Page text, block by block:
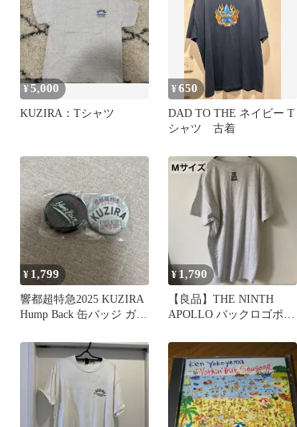
¥5,000
KUZIRA：Tシャツ
¥650
DAD TO THE ネイビー T
シャツ 古着
¥ 1,799
響都超特急2025 KUZIRA
Hump Back 缶バッジ ガチ
¥1,790
【良品】THE NINTH
APOLLO バックロゴポケ